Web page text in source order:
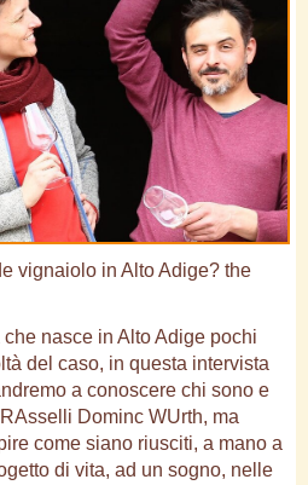
vignaiolo in Alto Adige? the
nasce in Alto Adige pochi
del caso, in questa intervista
a conoscere chi sono e
Dominc WUrth, ma
come siano riusciti, a mano a
di vita, ad un sogno, nelle